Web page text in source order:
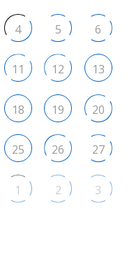
4 5 6
11 12 13
18 19 20
25 26 27
1 2 3